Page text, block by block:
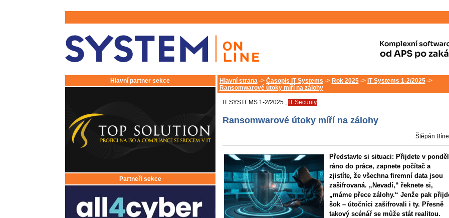
Hlavní partner sekce
Partneři sekce
Hlavní strana-> Časopis IT Systems -> Rok 2025-> IT Systems 1-2/2025->
Ransomwarové útoky míří na zálohy
IT SYSTEMS 1-2/2025 , IT Security
Ransomwarové útoky míří na zálohy
Štěpán
Představte si situaci: Přijdete v
ráno do práce, zapnete počítač a
zjistíte, že všechna firemní data jsou
zašifrovaná. „Nevadí,“ řeknete si,
„máme přece zálohy.“ Jenže pak
šok – útočníci zašifrovali i ty. Přesně
takový scénář se může stát realitou.